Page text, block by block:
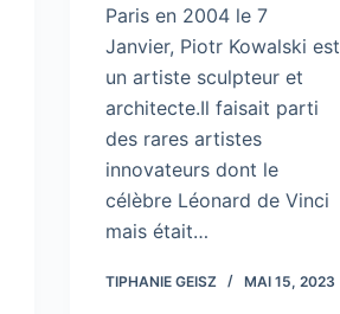
Paris en 2004 le 7
Janvier, Piotr Kowalski est
un artiste sculpteur et
architecte.Il faisait parti
des rares artistes
innovateurs dont le
célèbre Léonard de Vinci
mais était…
TIPHANIE GEISZ MAI 15, 2023